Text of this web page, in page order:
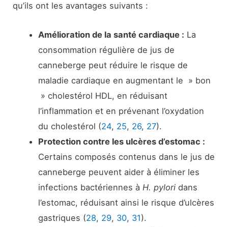
qu’ils ont les avantages suivants :
Amélioration de la santé cardiaque : La
consommation régulière de jus de
canneberge peut réduire le risque de
maladie cardiaque en augmentant le » bon
» cholestérol HDL, en réduisant
l’inflammation et en prévenant l’oxydation
du cholestérol (24, 25, 26, 27).
Protection contre les ulcères d’estomac :
Certains composés contenus dans le jus de
canneberge peuvent aider à éliminer les
infections bactériennes à H. pyloridans
l’estomac, réduisant ainsi le risque d’ulcères
gastriques (28, 29, 30, 31).